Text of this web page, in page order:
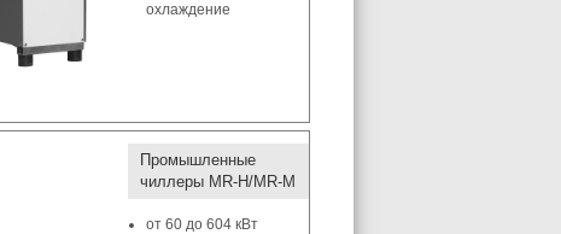
охлаждение
Промышленные
чиллеры MR-H/MR-M
от 60 до 604 кВт